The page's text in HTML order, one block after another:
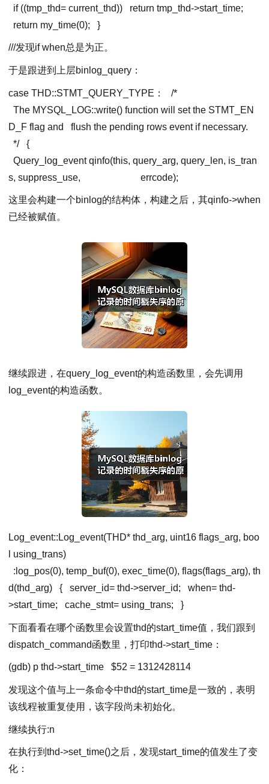
if ((tmp_thd= current_thd)) return tmp_thd->start_time;
return my_time(0);
}
///发现if when总是为正。
于是跟进到上层binlog_query：
case THD::STMT_QUERY_TYPE：
/*
The MYSQL_LOG::write() function will set the STMT_EN
D_F flag and
flush the pending rows event if necessary.
*/
{
Query_log_event qinfo(this, query_arg, query_len, is_tran
s, suppress_use,
errcode);
这里会构建一个binlog的结构体，构建之后，其qinfo->when
已经被赋值。
继续跟进，在query_log_event的构造函数里，会先调用
log_event的构造函数。
Log_event::Log_event(THD* thd_arg, uint16 flags_arg, boo
l using_trans)
:log_pos(0), temp_buf(0), exec_time(0), flags(flags_arg), th
d(thd_arg)
{ server_id= thd->server_id; when= thd-
>start_time; cache_stmt= using_trans; }
下面看看在哪个函数里会设置thd的start_time值，我们跟到
dispatch_command函数里，打印thd->start_time：
(gdb) p thd->start_time $52 = 1312428114
发现这个值与上一条命令中thd的start_time是一致的，表明
该线程被重复使用，该字段尚未初始化。
继续执行:n
在执行到thd->set_time()之后，发现start_time的值发生了变
化：